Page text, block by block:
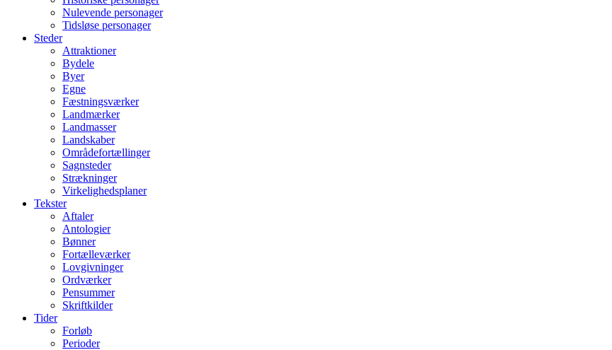
Nulevende personager
Tidsløse personager
Steder
Attraktioner
Bydele
Byer
Egne
Fæstningsværker
Landmærker
Landmasser
Landskaber
Områdefortællinger
Sagnsteder
Strækninger
Virkelighedsplaner
Tekster
Aftaler
Antologier
Bønner
Fortælleværker
Lovgivninger
Ordværker
Pensummer
Skriftkilder
Tider
Forløb
Perioder